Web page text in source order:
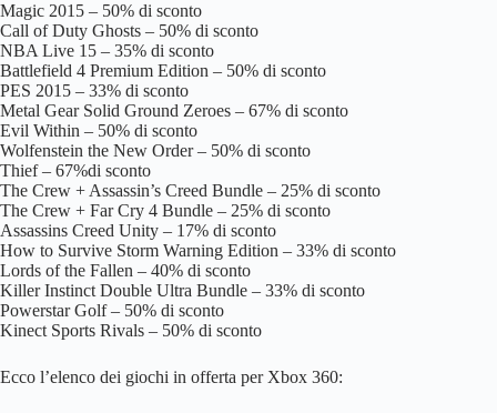
Magic 2015 – 50% di sconto
Call of Duty Ghosts – 50% di sconto
NBA Live 15 – 35% di sconto
Battlefield 4 Premium Edition – 50% di sconto
PES 2015 – 33% di sconto
Metal Gear Solid Ground Zeroes – 67% di sconto
Evil Within – 50% di sconto
Wolfenstein the New Order – 50% di sconto
Thief – 67%di sconto
The Crew + Assassin’s Creed Bundle – 25% di sconto
The Crew + Far Cry 4 Bundle – 25% di sconto
Assassins Creed Unity – 17% di sconto
How to Survive Storm Warning Edition – 33% di sconto
Lords of the Fallen – 40% di sconto
Killer Instinct Double Ultra Bundle – 33% di sconto
Powerstar Golf – 50% di sconto
Kinect Sports Rivals – 50% di sconto
Ecco l’elenco dei giochi in offerta per Xbox 360: